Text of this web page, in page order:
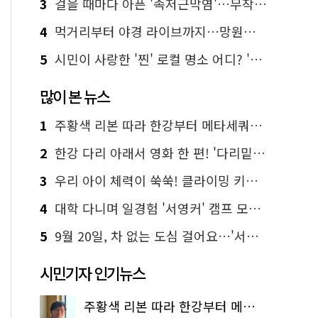
4 먹거리부터 야경 라이브까지…망원한강공원 알짜 코스
5 시민이 사랑한 '찐' 로컬 명소 어디? '서울에디션25' 추천 코스
많이 본 뉴스
1 주황색 리본 따라 한강부터 메타세쿼이아 숲길까지…서울둘레길 15코스
2 한강 다리 아래서 영화 한 편! '다리밑 영화관' 무료 상영
3 우리 아이 체력이 쑥쑥! 클라이밍 키즈카페·어린이 체력장
4 대학 다니며 일경험 '서영커' 캠프 모집…전액 무료
5 9월 20일, 차 없는 도심 걸어요…'서울 걷자 페스티벌' 선착순 5천명
시민기자 인기뉴스
주황색 리본 따라 한강부터 메타세쿼이아 숲길까지…서울둘레길 15코스